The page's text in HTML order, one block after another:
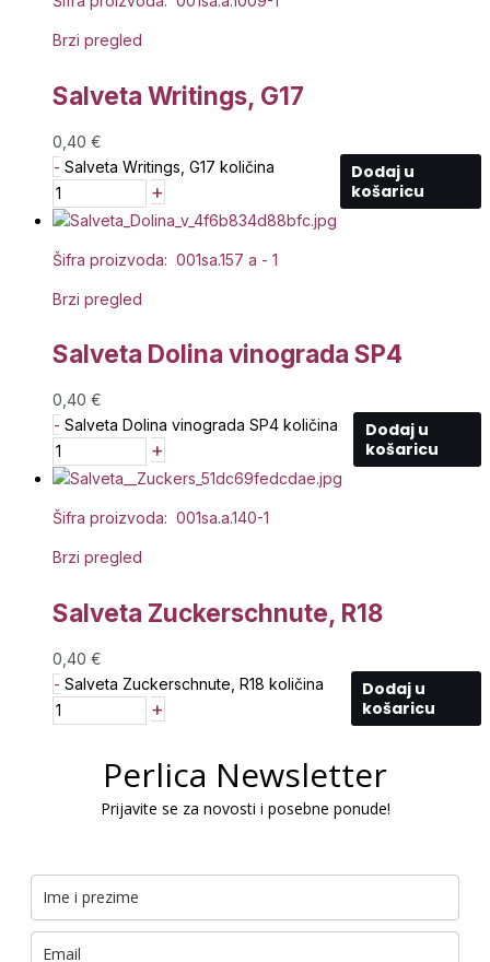
Brzi pregled
Salveta Writings, G17
0,40 €
- Salveta Writings, G17 količina
+
Dodaj u
košaricu
Šifra proizvoda: 001sa.157 a - 1
Brzi pregled
Salveta Dolina vinograda SP4
0,40 €
- Salveta Dolina vinograda SP4 količina
+
Dodaj u
košaricu
Šifra proizvoda: 001sa.a.140-1
Brzi pregled
Salveta Zuckerschnute, R18
0,40 €
- Salveta Zuckerschnute, R18 količina
+
Dodaj u
košaricu
Perlica Newsletter
Prijavite se za novosti i posebne ponude!